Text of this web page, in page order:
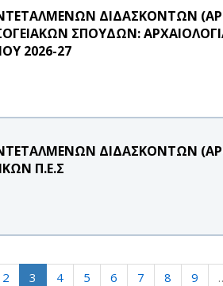
ΔΙΔΑΣΚΟΝΤΩΝ
ΣΠΟΥΔΩΝ:
2026-27
ΔΙΔΑΣΚΟΝΤΩΝ
Π.Ε.Σ
2 3 4 5 6 7 8 9